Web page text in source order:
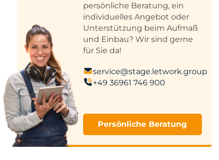
persönliche Beratung, ein
individuelles Angebot oder
Unterstützung beim Aufmaß
und Einbau? Wir sind gerne
für Sie da!
service@stage.letwork.group
+49 36961 746 900
Persönliche Beratung